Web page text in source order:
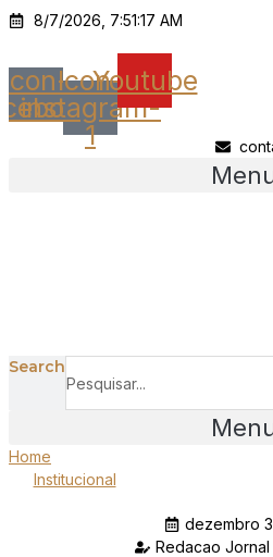
Ir
o
conteúdo
8/7/2026, 7:51:17 AM
Icon-Icon-
instagram-
1
Youtube
Search
Home
Institucional
dezembro
Redacao Jornal